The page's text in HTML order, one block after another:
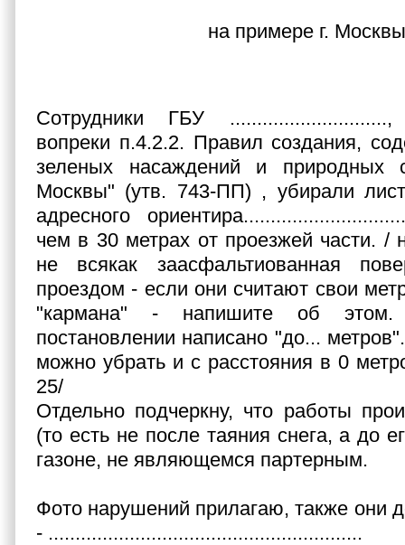
на примере г.
Сотрудники ГБУ
вопреки п.4.2.2. Правил создания,
зеленых насаждений и природных
Москвы" (утв. 743-ПП) , убирали
адресного
чем в 30 метрах от проезжей части. /
не всякак заасфальтиованная
проездом - если они считают свои
"кармана" - напишите об
постановлении написано "до...
можно убрать и с расстояния в 0
25/
Отдельно подчеркну, что работы
(то есть не после таяния снега, а до
газоне, не являющемся партерным.
Фото нарушений прилагаю, также они
- ..........................................................